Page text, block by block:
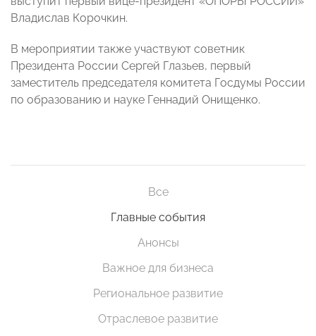
Владислав Корочкин.
В мероприятии также участвуют советник
Президента России Сергей Глазьев, первый
заместитель председателя комитета Госдумы России
по образованию и науке Геннадий Онищенко.
Все
Главные события
Анонсы
Важное для бизнеса
Региональное развитие
Отраслевое развитие